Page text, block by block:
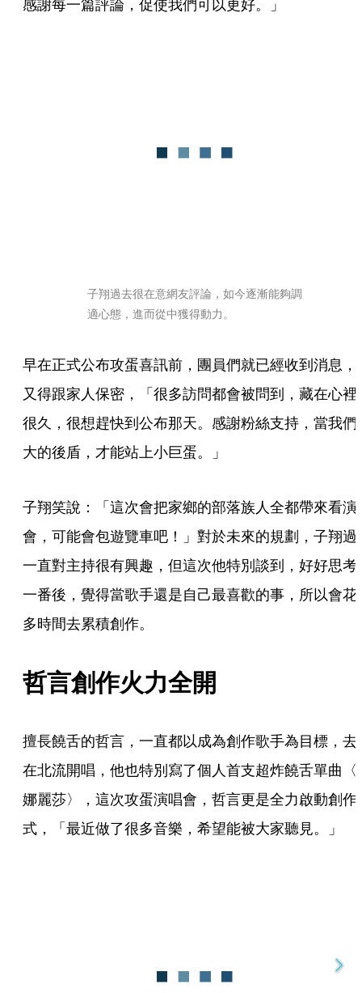
感謝每一篇評論，促使我們可以更好。」
子翔過去很在意網友評論，如今逐漸能夠調
適心態，進而從中獲得動力。
早在正式公布攻蛋喜訊前，團員們就已經收到消息，
又得跟家人保密，「很多訪問都會被問到，藏在心裡
很久，很想趕快到公布那天。感謝粉絲支持，當我們
大的後盾，才能站上小巨蛋。」
子翔笑說：「這次會把家鄉的部落族人全都帶來看演
會，可能會包遊覽車吧！」對於未來的規劃，子翔過
一直對主持很有興趣，但這次他特別談到，好好思考
一番後，覺得當歌手還是自己最喜歡的事，所以會花
多時間去累積創作。
哲言創作火力全開
擅長饒舌的哲言，一直都以成為創作歌手為目標，去
在北流開唱，他也特別寫了個人首支超炸饒舌單曲〈
娜麗莎〉，這次攻蛋演唱會，哲言更是全力啟動創作
式，「最近做了很多音樂，希望能被大家聽見。」